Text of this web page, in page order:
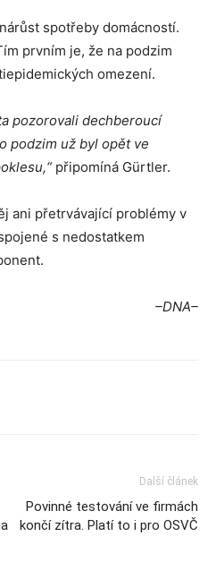
spotřeby domácností.
prvním je, že na podzim
omezení.
pozorovali dechberoucí
podzim už byl opět ve
připomíná Gürtler.
ani přetrvávající problémy v
s nedostatkem
–DNA–
Další článek
Povinné testování ve firmách
končí zítra. Platí to i pro OSVČ